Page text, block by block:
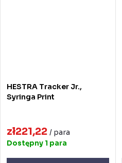
HESTRA Tracker Jr.,
Syringa Print
zł221,22 / para
Dostępny 1 para